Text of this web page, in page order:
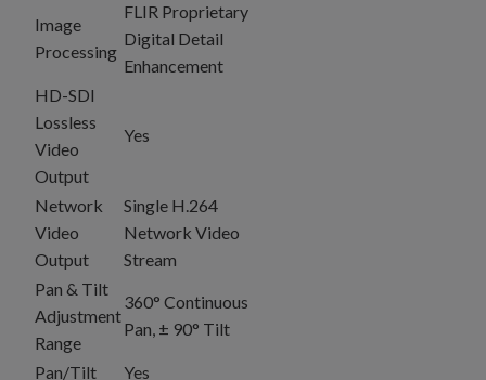
Image
Processing
FLIR Proprietary
Digital Detail
Enhancement
HD-SDI
Lossless
Video
Output
Yes
Network
Video
Output
Single H.264
Network Video
Stream
Pan & Tilt
Adjustment
Range
360° Continuous
Pan, ± 90° Tilt
Pan/Tilt Yes